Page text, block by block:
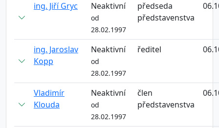
ing. Jiří Gryc Neaktivní
od
28.02.1997
předseda
představenstva
ing. Jaroslav
Kopp
Neaktivní
od
28.02.1997
ředitel
Vladimír
Klouda
Neaktivní
od
28.02.1997
člen
představenstva